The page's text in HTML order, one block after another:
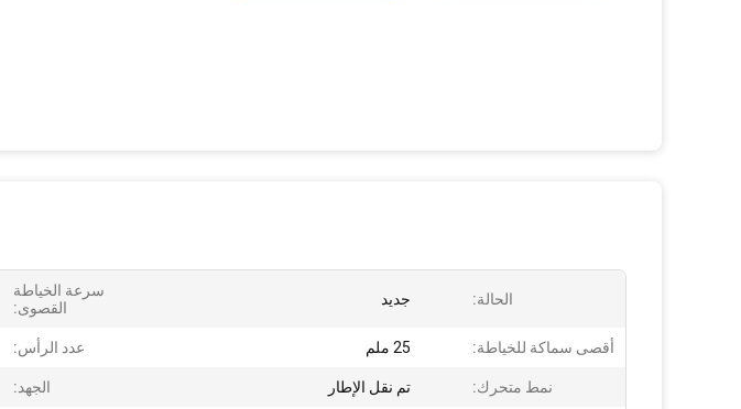
الحالة: جديد
سرعة الخياطة
القصوى:
أقصى سماكة للخياطة: 25 ملم عدد الرأس:
نمط متحرك: تم نقل الإطار الجهد: